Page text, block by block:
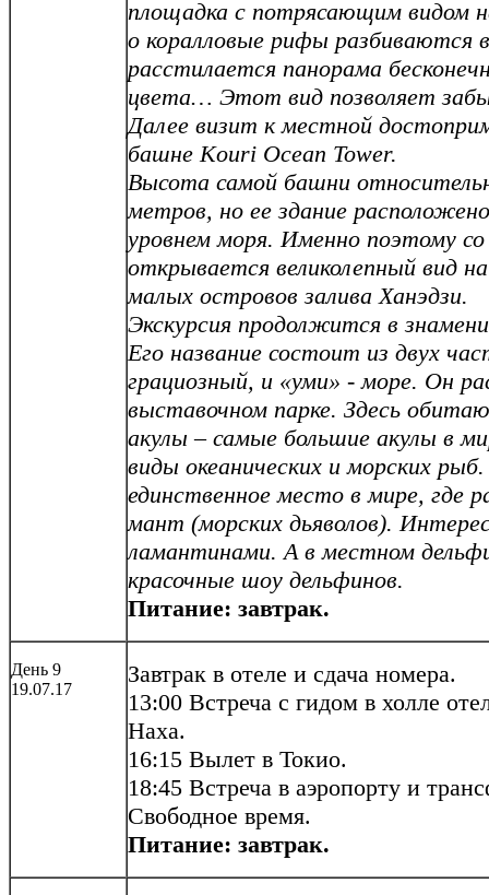
площадка с потрясающим видом
о коралловые рифы разбиваются
расстилается панорама
цвета… Этот вид позволяет
Далее визит к местной
башне Kouri Ocean Tower.
Высота самой башни
метров, но ее здание
уровнем моря. Именно поэтому
открывается великолепный вид
малых островов залива Ханэдзи.
Экскурсия продолжится в
Его название состоит из двух
грациозный, и «уми» - море. Он
выставочном парке. Здесь
акулы – самые большие акулы в
виды океанических и морских
единственное место в мире, где
мант (морских дьяволов).
ламантинами. А в местном
красочные шоу дельфинов.
Питание: завтрак.
День 9
19.07.17
Завтрак в отеле и сдача номера.
13:00 Встреча с гидом в холле
Наха.
16:15 Вылет в Токио.
18:45 Встреча в аэропорту и
Свободное время.
Питание: завтрак.